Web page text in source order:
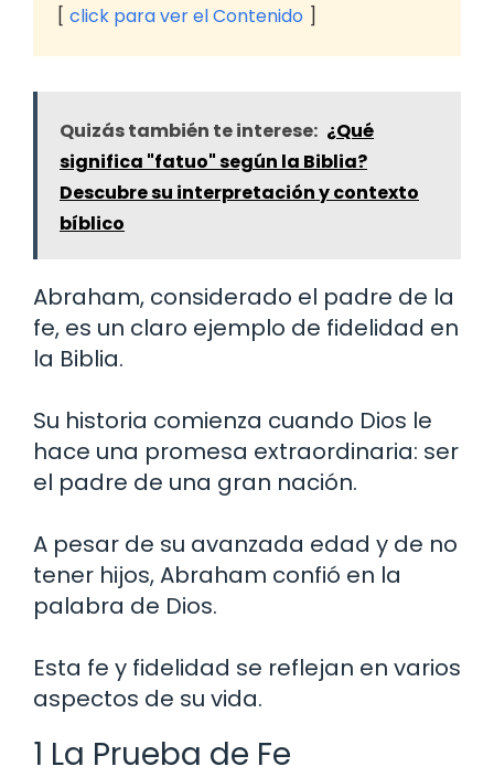
click para ver el Contenido
Quizás también te interese: ¿Qué
significa "fatuo" según la Biblia?
Descubre su interpretación y contexto
bíblico
Abraham, considerado el padre de la
fe, es un claro ejemplo de fidelidad en
la Biblia.
Su historia comienza cuando Dios le
hace una promesa extraordinaria: ser
el padre de una gran nación.
A pesar de su avanzada edad y de no
tener hijos, Abraham confió en la
palabra de Dios.
Esta fe y fidelidad se reflejan en varios
aspectos de su vida.
1 La Prueba de Fe